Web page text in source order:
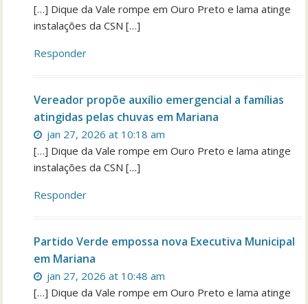
[…] Dique da Vale rompe em Ouro Preto e lama atinge
instalações da CSN […]
Responder
Vereador propõe auxílio emergencial a famílias
atingidas pelas chuvas em Mariana
jan 27, 2026 at 10:18 am
[…] Dique da Vale rompe em Ouro Preto e lama atinge
instalações da CSN […]
Responder
Partido Verde empossa nova Executiva Municipal
em Mariana
jan 27, 2026 at 10:48 am
[…] Dique da Vale rompe em Ouro Preto e lama atinge